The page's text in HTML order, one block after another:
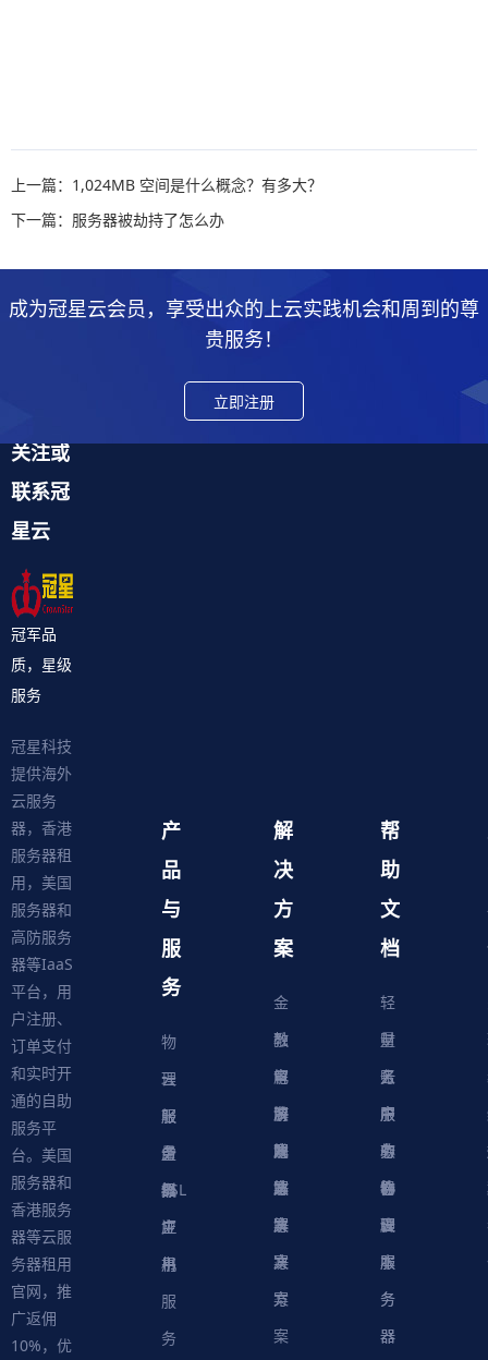
上一篇：1,024MB 空间是什么概念？有多大？
下一篇：服务器被劫持了怎么办
成为冠星云会员，享受出众的上云实践机会和周到的尊
贵服务！
立即注册
关注或
联系冠
星云
冠军品
质，星级
服务
冠星科技
提供海外
云服务
器，香港
服务器租
用，美国
服务器和
高防服务
器等IaaS
平台，用
户注册、
订单支付
和实时开
通的自助
服务平
台。美国
服务器和
香港服务
器等云服
务器租用
官网，推
广返佣
10%，优
产
品
与
服
务
物
理
服
务
器
云
服
务
器
轻
量
级
应
用
服
务
虚
拟
主
机
SSL
证
书
解
决
方
案
金
融
解
决
方
案
教
育
解
决
方
案
电
商
解
决
方
案
游
戏
解
决
方
案
网
站
解
决
方
案
帮
助
文
档
轻
量
云
服
务
器
财
务
中
心
账
户
中
心
服
务
协
议
软
件
脚
本
物
理
服
务
器
云
服
务
器